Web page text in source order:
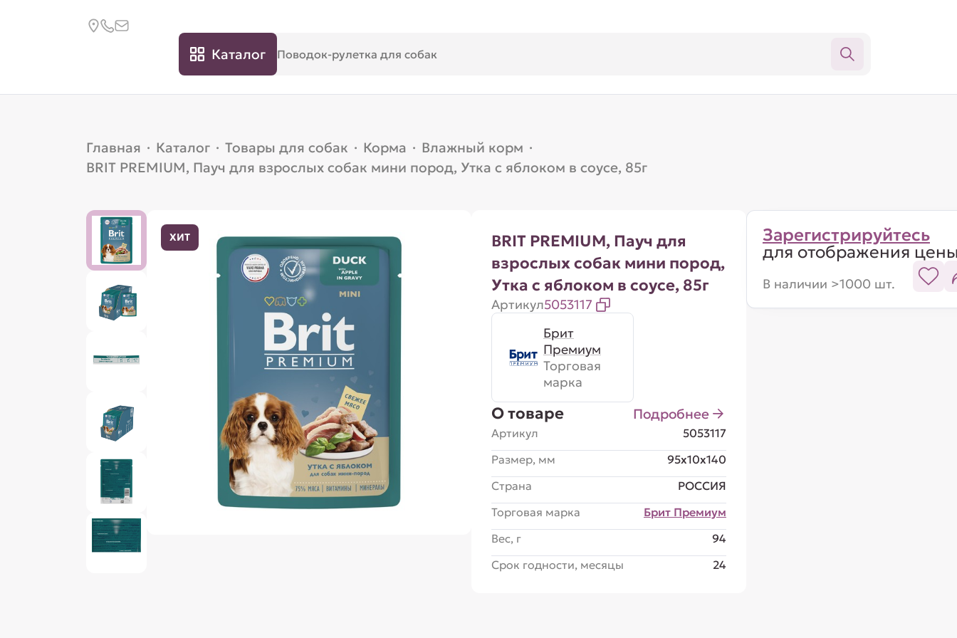
Каталог
Главная · Каталог · Товары для собак · Корма · Влажный корм ·
BRIT PREMIUM, Пауч для взрослых собак мини пород, Утка с яблоком в соусе, 85г
ХИТ
BRIT PREMIUM, Пауч для
взрослых собак мини пород,
Утка с яблоком в соусе, 85г
Артикул5053117
Брит
Премиум
Торговая
марка
О товаре Подробнее
Артикул
5053117
Размер, мм
95x10x140
Страна
РОССИЯ
Торговая марка
Брит Премиум
Вес, г
94
Срок годности, месяцы
24
Зарегистрируйтесь
для отображения
В наличии >1000 шт.